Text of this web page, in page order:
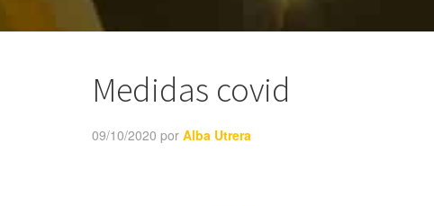
Medidas covid
09/10/2020 por Alba Utrera